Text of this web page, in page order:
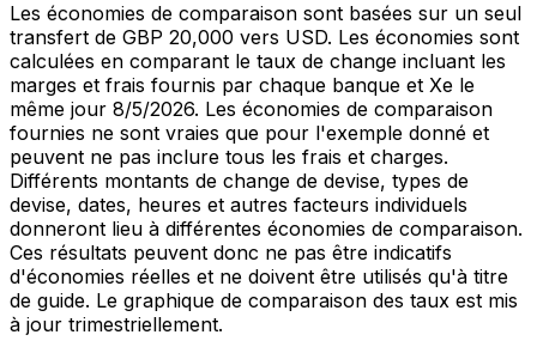
Les économies de comparaison sont basées sur un seul
transfert de GBP 20,000 vers USD. Les économies sont
calculées en comparant le taux de change incluant les
marges et frais fournis par chaque banque et Xe le
même jour 8/5/2026. Les économies de comparaison
fournies ne sont vraies que pour l'exemple donné et
peuvent ne pas inclure tous les frais et charges.
Différents montants de change de devise, types de
devise, dates, heures et autres facteurs individuels
donneront lieu à différentes économies de comparaison.
Ces résultats peuvent donc ne pas être indicatifs
d'économies réelles et ne doivent être utilisés qu'à titre
de guide. Le graphique de comparaison des taux est mis
à jour trimestriellement.